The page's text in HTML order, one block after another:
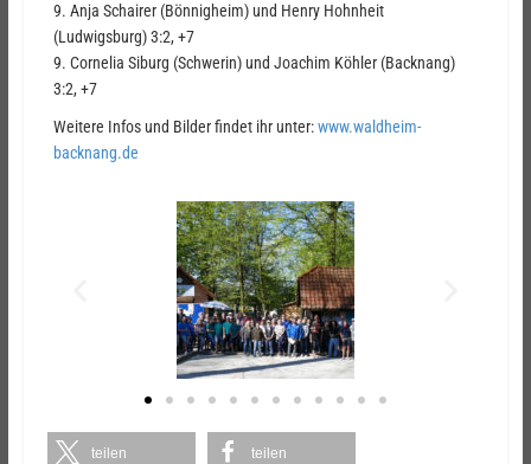
9. Anja Schairer (Bönnigheim) und Henry Hohnheit
(Ludwigsburg) 3:2, +7
9. Cornelia Siburg (Schwerin) und Joachim Köhler (Backnang)
3:2, +7
Weitere Infos und Bilder findet ihr unter:www.waldheim-
backnang.de
teilen teilen